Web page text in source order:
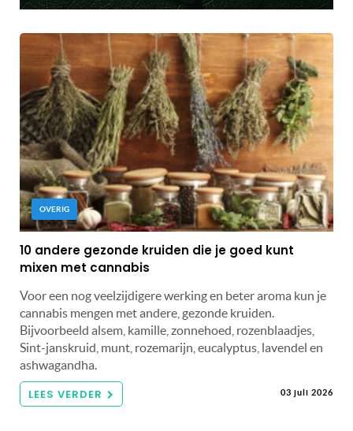
OVERIG
10 andere gezonde kruiden die je goed kunt
mixen met cannabis
Voor een nog veelzijdigere werking en beter aroma kun je
cannabis mengen met andere, gezonde kruiden.
Bijvoorbeeld alsem, kamille, zonnehoed, rozenblaadjes,
Sint-janskruid, munt, rozemarijn, eucalyptus, lavendel en
ashwagandha.
LEES VERDER 03 juli 2026